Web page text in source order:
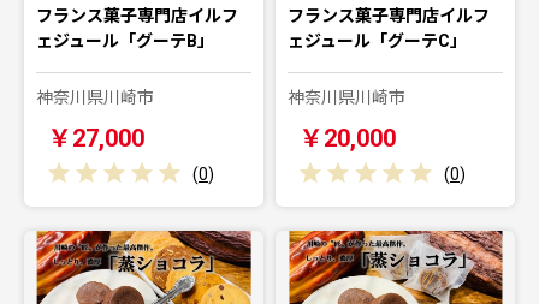
フランス菓子専門店イルフ
ェジュール「グーテB」
神奈川県川崎市
￥27,000
(0)
フランス菓子専門店イルフ
ェジュール「グーテC」
神奈川県川崎市
￥20,000
(0)